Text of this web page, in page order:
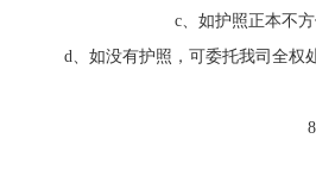
c、如护照正本不
d、如没有护照，可委托我司全权